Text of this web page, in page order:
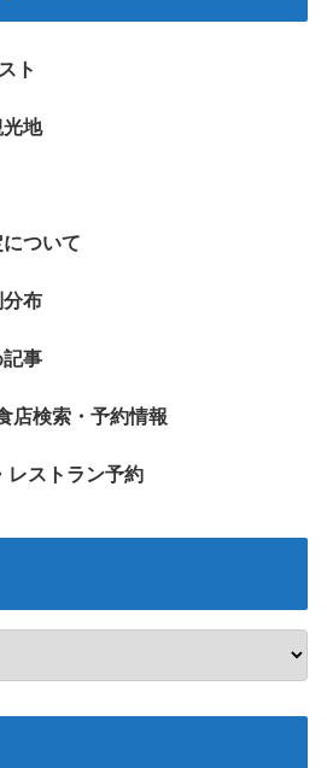
ト
地
ついて
分布
事
店検索・予約情報
ストラン予約